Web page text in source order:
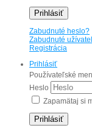
Prihlásiť
Zabudnuté heslo?
Zabudnuté
Registrácia
Prihlásiť
Používateľské
Heslo
Zapamätaj si
Prihlásiť